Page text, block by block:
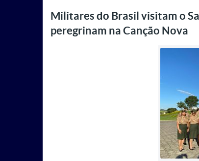
Militares do Brasil visitam o
peregrinam na Canção Nova